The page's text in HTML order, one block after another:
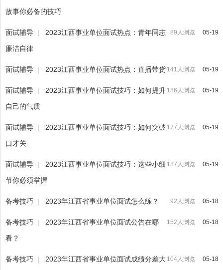
故事你必备的技巧
05-19
89人浏览
面试辅导 |
2023江西事业单位面试热点：青年同志
廉洁自律
05-19
141人浏览
面试辅导 | 2023江西事业单位面试热点：直播带货
05-19
186人浏览
面试辅导 |
2023江西事业单位面试技巧：如何提升
自己的气质
05-19
177人浏览
面试辅导 |
2023江西事业单位面试技巧：如何突破
口才关
05-19
187人浏览
面试辅导 |
2023江西事业单位面试技巧：这些小细
节你必须掌握
05-18
92人浏览
备考技巧 | 2023年江西省事业单位面试怎么练？
05-18
152人浏览
备考技巧 |
2023年江西省事业单位面试公告在哪
看？
05-18
104人浏览
备考技巧 |
2023年江西省事业单位面试成绩分差大